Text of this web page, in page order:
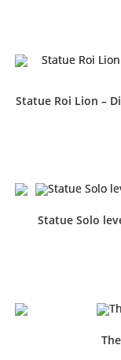
Statue Roi Lion –
Statue Solo